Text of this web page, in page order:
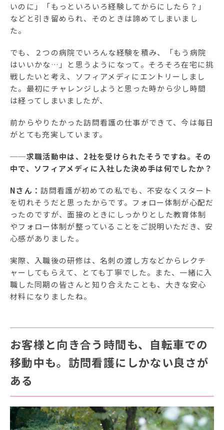
いのに」「もっといろいろ経験してからにしたら？」
などと引き留められ、そのときは諦めてしまいまし
た。
でも、２つの病院でいろんな経験を積み、「もう病院
はいいかな…」と思うようになって。そろそろ在宅に挑
戦したいと考え、ソフィアメディにエントリーしまし
た。最初にチャレンジしようと思った時から少し時間
は経ってしまいましたが、
前からやりたかった訪問看護の仕事ができて、今は毎日
がとても充実しています。
──求職活動中は、2社を受けられたそうですね。その
中で、ソフィアメディに入社した決め手は何でしたか？
Nさん：訪問看護が初めての私でも、不安なくスタート
を切れそうだと思ったからです。フォロー体制が心配だ
ったのですが、面接のときにしっかりとした教育体制
やフォロー体制が整っていることをご説明いただき、安
心感がありました。
実際、入職後の研修は、名刺の渡し方などからレクチ
ャーしてもらえて、とても丁寧でした。また、一緒に入
職した同期の皆さんと知り合えたことも、大きな安心
材料になりましたね。
お客様と向き合う時間も、自転車での
移動中も。訪問看護にしかない良さが
ある